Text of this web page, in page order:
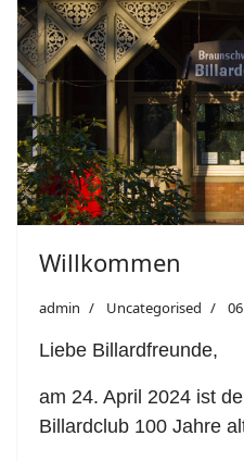
Willkommen
admin Uncategorised
Liebe Billardfreunde,
am 24. April 2024 ist
Billardclub 100 Jahre